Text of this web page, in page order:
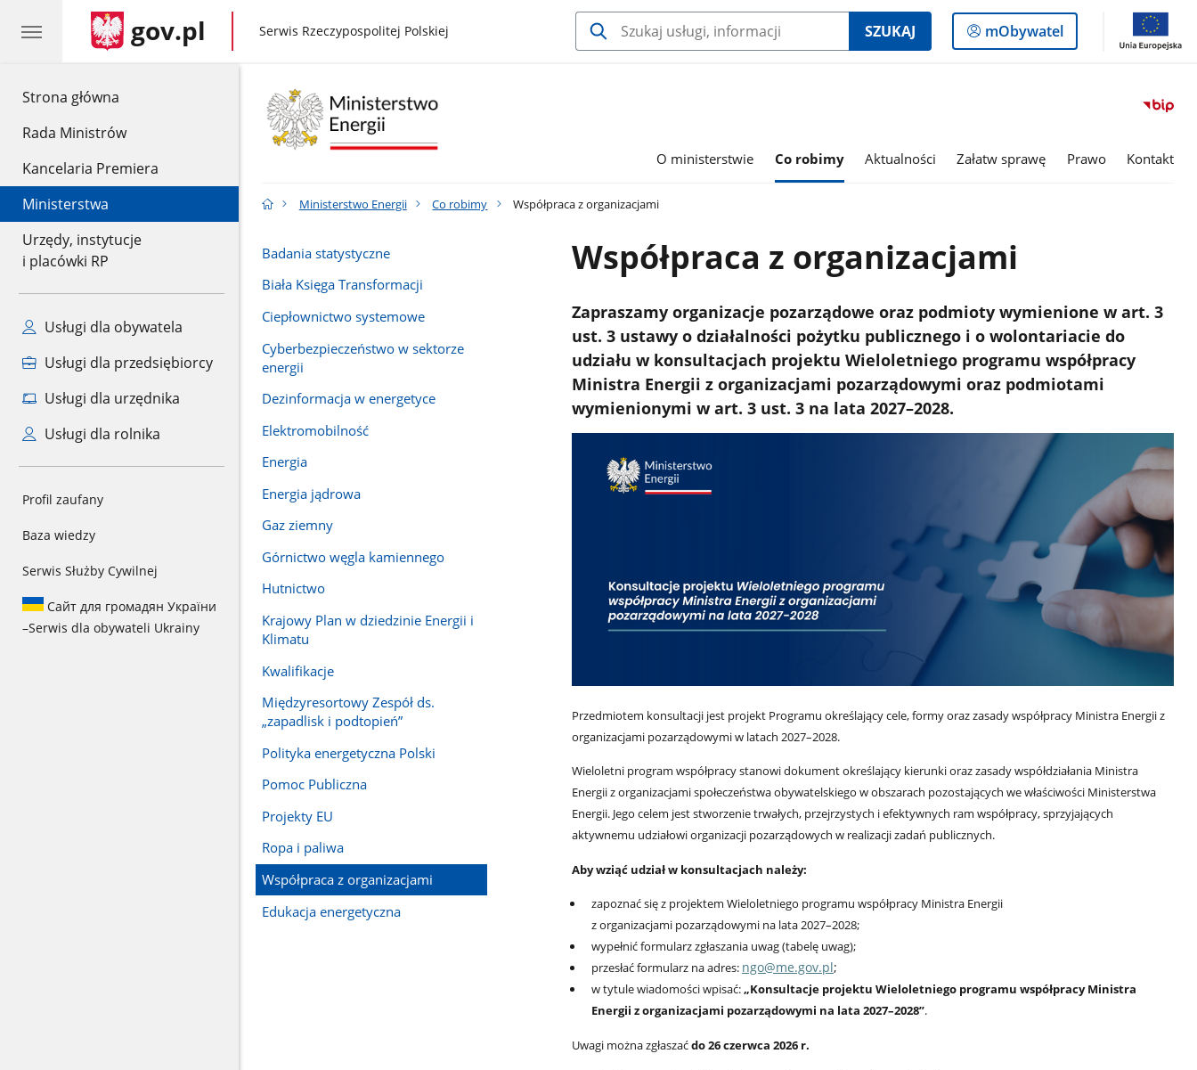
Strona główna
Rada Ministrów
Kancelaria Premiera
Ministerstwa
Urzędy, instytucje
i placówki RP
Usługi dla obywatela
Usługi dla przedsiębiorcy
Usługi dla urzędnika
Usługi dla rolnika
Profil zaufany
Baza wiedzy
Serwis Służby Cywilnej
Сайт для громадян України
–Serwis dla obywateli Ukrainy
gov.pl gov.pl
Serwis Rzeczypospolitej Polskiej SZUKAJ
Logowanie
do
mObywatel
O ministerstwie Co robimy Aktualności Załatw sprawę Prawo Kontakt
Ministerstwo Energii Co robimy Współpraca z organizacjami
Badania statystyczne
Biała Księga Transformacji
Ciepłownictwo systemowe
Cyberbezpieczeństwo w sektorze
energii
Dezinformacja w energetyce
Elektromobilność
Energia
Energia jądrowa
Gaz ziemny
Górnictwo węgla kamiennego
Hutnictwo
Krajowy Plan w dziedzinie Energii i
Klimatu
Kwalifikacje
Międzyresortowy Zespół ds.
„zapadlisk i podtopień”
Polityka energetyczna Polski
Pomoc Publiczna
Projekty EU
Ropa i paliwa
Współpraca z organizacjami
Edukacja energetyczna
Współpraca z organizacjami
Zapraszamy organizacje pozarządowe oraz podmioty wymienione w art. 3
ust. 3 ustawy o działalności pożytku publicznego i o wolontariacie do
udziału w konsultacjach projektu Wieloletniego programu współpracy
Ministra Energii z organizacjami pozarządowymi oraz podmiotami
wymienionymi w art. 3 ust. 3 na lata 2027–2028.
Przedmiotem konsultacji jest projekt Programu określający cele, formy oraz zasady współpracy Ministra Energii z
organizacjami pozarządowymi w latach 2027–2028.
Wieloletni program współpracy stanowi dokument określający kierunki oraz zasady współdziałania Ministra
Energii z organizacjami społeczeństwa obywatelskiego w obszarach pozostających we właściwości Ministerstwa
Energii. Jego celem jest stworzenie trwałych, przejrzystych i efektywnych ram współpracy, sprzyjających
aktywnemu udziałowi organizacji pozarządowych w realizacji zadań publicznych.
Aby wziąć udział w konsultacjach należy:
zapoznać się z projektem Wieloletniego programu współpracy Ministra Energii
z organizacjami pozarządowymi na lata 2027–2028;
wypełnić formularz zgłaszania uwag (tabelę uwag);
przesłać formularz na adres: ngo@me.gov.pl;
w tytule wiadomości wpisać:„Konsultacje projektu Wieloletniego programu współpracy Ministra
Energii z organizacjami pozarządowymi na lata 2027–2028”.
Uwagi można zgłaszaćdo 26 czerwca 2026 r.